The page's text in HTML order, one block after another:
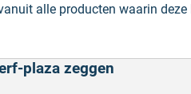
alle producten waarin
plaza zeggen